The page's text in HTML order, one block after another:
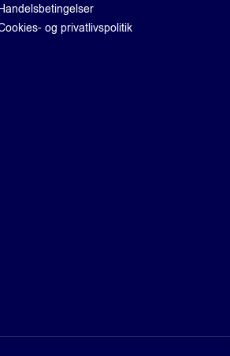
og privatlivspolitik